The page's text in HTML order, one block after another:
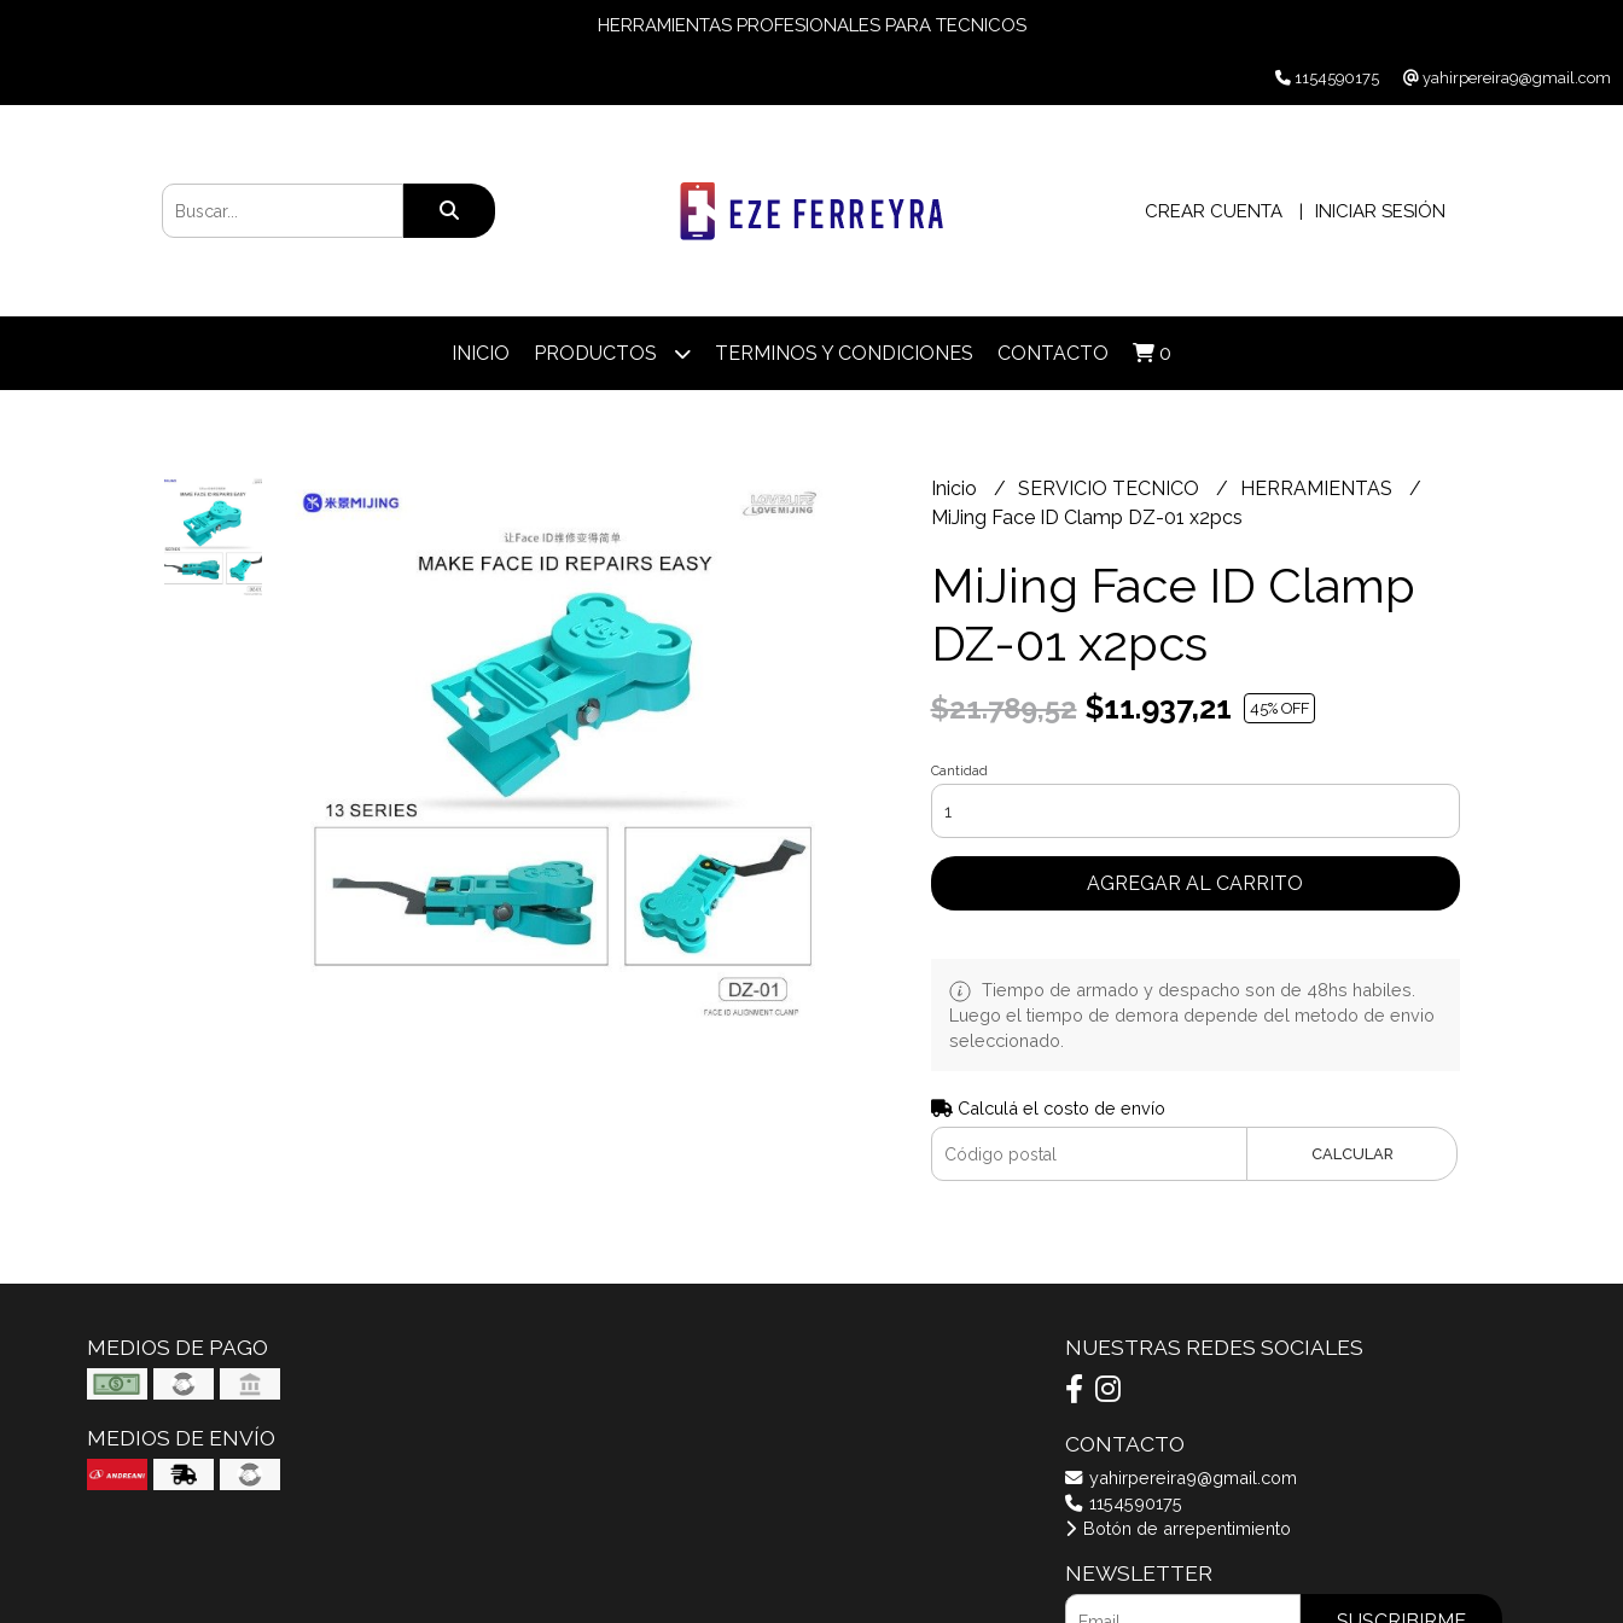
HERRAMIENTAS PROFESIONALES PARA TECNICOS
1154590175 yahirpereira9@gmail.com
CREAR CUENTA INICIAR SESIÓN
INICIO PRODUCTOS TERMINOS Y CONDICIONES CONTACTO 0
Inicio SERVICIO TECNICO
HERRAMIENTAS
MiJing Face ID Clamp DZ-01 x2pcs
MiJing Face ID Clamp
DZ-01 x2pcs
$21.789,52$11.937,21 45% OFF
Cantidad
AGREGAR AL CARRITO
Tiempo de armado y despacho son de 48hs habiles.
Luego el tiempo de demora depende del metodo de envio
seleccionado.
Calculá el costo de envío
CALCULAR
MEDIOS DE PAGO
MEDIOS DE ENVÍO
NUESTRAS REDES SOCIALES
CONTACTO
yahirpereira9@gmail.com
1154590175
Botón de arrepentimiento
NEWSLETTER